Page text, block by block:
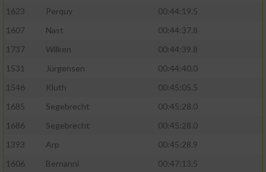
1623
Perquy
00:44:19.5
1607
Nast
00:44:37.8
1737
Wilken
00:44:39.8
1531
Jürgensen
00:44:40.0
1546
Kluth
00:45:05.5
1685
Segebrecht
00:45:28.0
1686
Segebrecht
00:45:28.0
1393
Arp
00:45:28.9
1606
Bernanni
00:47:13.5